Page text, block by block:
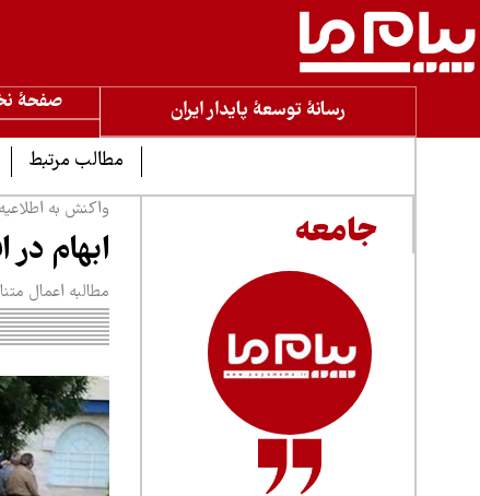
رسانۀ توسعۀ پایدار ایران صفحۀ
مطالب مرتبط
جامعه
واکنش به
ابهام
مطالبه اعمال